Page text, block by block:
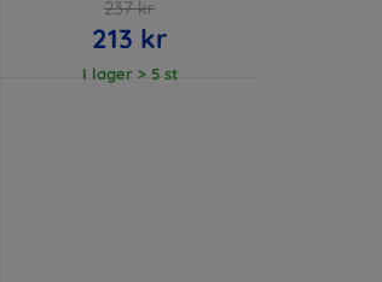
237 kr
213 kr
I lager > 5 st